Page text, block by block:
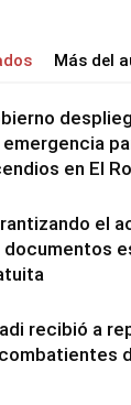
Más del
emergencia
en El
el
documentos
recibió a